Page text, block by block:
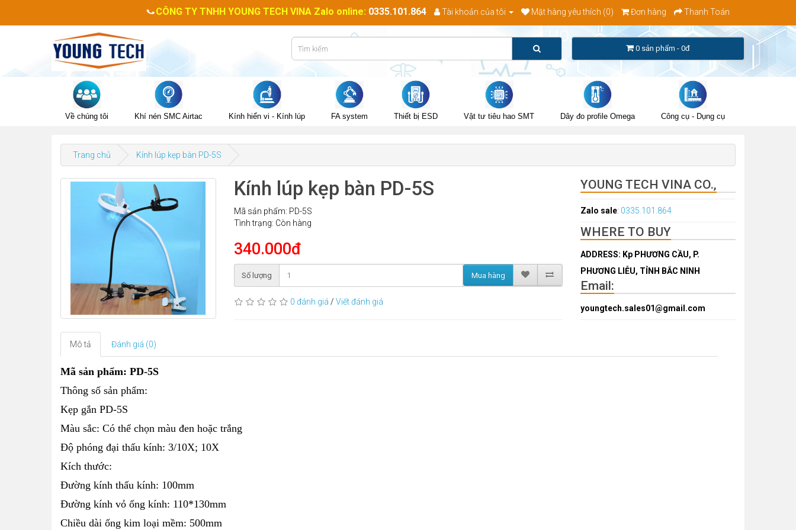
CÔNG TY TNHH YOUNG TECH VINA Zalo online: 0335.101.864 Tài khoản của tôi Mặt hàng yêu thích (0) Đơn hàng Thanh Toán
0 sản phẩm - 0đ
Về chúng tôi Khí nén SMC Airtac Kính hiển vi - Kính lúp FA system Thiết bị ESD Vật tư tiêu hao SMT Dây đo profile Omega Công cụ - Dụng cụ
Trang chủ Kính lúp kẹp bàn PD-5S
Kính lúp kẹp bàn PD-5S
Mã sản phẩm: PD-5S
Tình trạng: Còn hàng
340.000đ
Số lượng Mua hàng
0 đánh giá / Viết đánh giá
YOUNG TECH VINA CO.,
Zalo sale: 0335.101.864
WHERE TO BUY
ADDRESS: Kp PHƯƠNG CẦU, P.
PHƯƠNG LIỄU, TỈNH BẮC NINH
Email:
youngtech.sales01@gmail.com
Mô tả Đánh giá (0)
Mã sản phẩm: PD-5S
Thông số sản phẩm:
Kẹp gắn PD-5S
Màu sắc: Có thể chọn màu đen hoặc trắng
Độ phóng đại thấu kính: 3/10X; 10X
Kích thước:
Đường kính thấu kính: 100mm
Đường kính vỏ ống kính: 110*130mm
Chiều dài ống kim loại mềm: 500mm